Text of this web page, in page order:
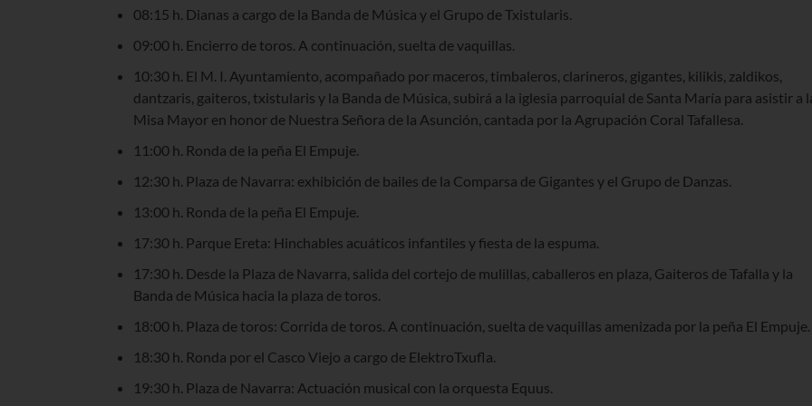
08:15 h. Dianas a cargo de la Banda de Música y el Grupo de Txistularis.
09:00 h. Encierro de toros. A continuación, suelta de vaquillas.
10:30 h. El M. I. Ayuntamiento, acompañado por maceros, timbaleros, clarineros, gigantes, kilikis, zaldikos,
dantzaris, gaiteros, txistularis y la Banda de Música, subirá a la iglesia parroquial de Santa María para asistir a
Misa Mayor en honor de Nuestra Señora de la Asunción, cantada por la Agrupación Coral Tafallesa.
11:00 h. Ronda de la peña El Empuje.
12:30 h. Plaza de Navarra: exhibición de bailes de la Comparsa de Gigantes y el Grupo de Danzas.
13:00 h. Ronda de la peña El Empuje.
17:30 h. Parque Ereta: Hinchables acuáticos infantiles y fiesta de la espuma.
17:30 h. Desde la Plaza de Navarra, salida del cortejo de mulillas, caballeros en plaza, Gaiteros de Tafalla y la
Banda de Música hacia la plaza de toros.
18:00 h. Plaza de toros: Corrida de toros. A continuación, suelta de vaquillas amenizada por la peña El Empuje.
18:30 h. Ronda por el Casco Viejo a cargo de ElektroTxufla.
19:30 h. Plaza de Navarra: Actuación musical con la orquesta Equus.